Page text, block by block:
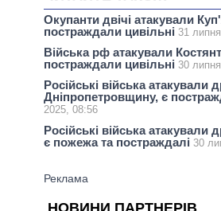
Окупанти двічі атакували
постраждали цивільні 31
Війська рф атакували
постраждали цивільні 30
Російські війська атакували
Дніпропетровщину, є
2025, 08:56
Російські війська атакували
є пожежа та постраждалі 30